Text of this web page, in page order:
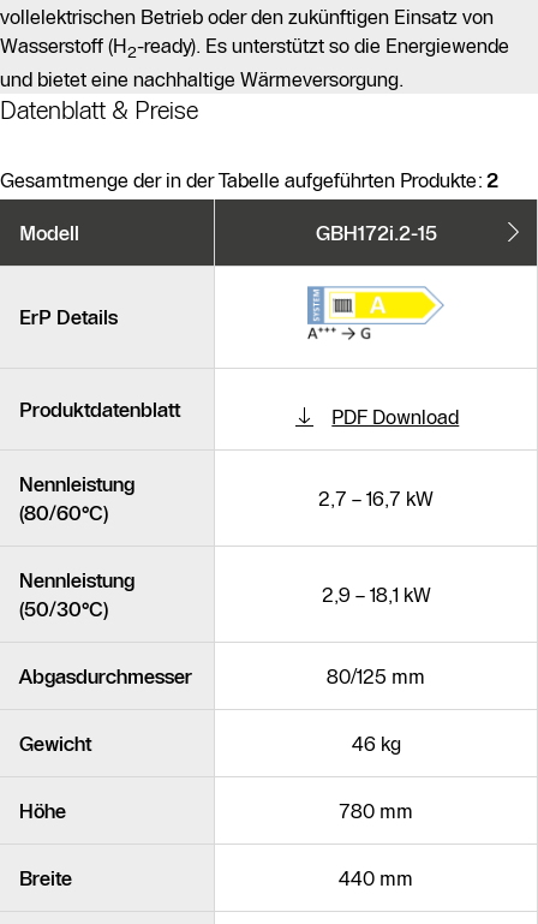
vollelektrischen Betrieb oder den zukünftigen Einsatz von
Wasserstoff (H2-ready). Es unterstützt so die Energiewende
und bietet eine nachhaltige Wärmeversorgung.
Datenblatt & Preise
Gesamtmenge der in der Tabelle aufgeführten Produkte: 2
Modell GBH172i.2-15
ErP Details
Produktdatenblatt PDF Download
Nennleistung
(80/60°C)
2,7 – 16,7 kW
Nennleistung
(50/30°C)
2,9 – 18,1 kW
Abgasdurchmesser 80/125 mm
Gewicht 46 kg
Höhe 780 mm
Breite 440 mm